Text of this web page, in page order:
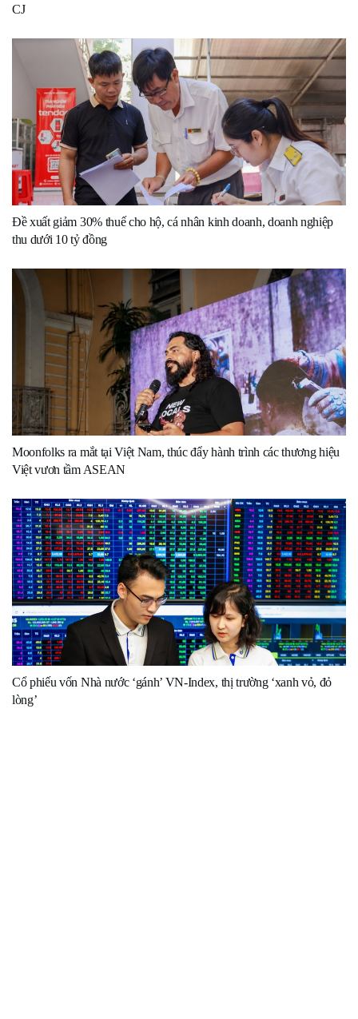
CJ
Đề xuất giảm 30% thuế cho hộ, cá nhân kinh doanh, doanh nghiệp
thu dưới 10 tỷ đồng
Moonfolks ra mắt tại Việt Nam, thúc đẩy hành trình các thương hiệu
Việt vươn tầm ASEAN
Cổ phiếu vốn Nhà nước ‘gánh’ VN-Index, thị trường ‘xanh vỏ, đỏ
lòng’